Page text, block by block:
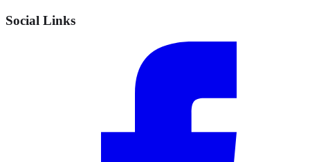
Social Links